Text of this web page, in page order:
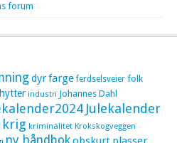
forum
dyrfarge ferdselsveier folk
hytter industri Johannes Dahl
Julekalender
krig kriminalitet Krokskogveggen